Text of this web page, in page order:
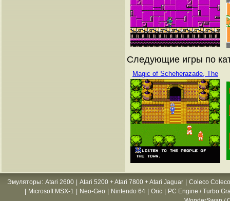
Следующие игры по
Magic of Scheherazade, The
Эмуляторы : Atari 2600 Atari 5200 + Atari 7800 + Atari Jaguar
Coleco
Microsoft MSX-1 Neo-Geo Nintendo 64 Oric
PC Engine / Turbo